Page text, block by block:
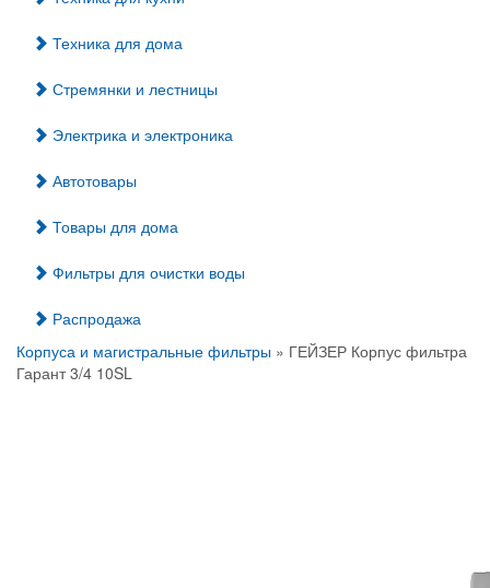
Техника для дома
Стремянки и лестницы
Электрика и электроника
Автотовары
Товары для дома
Фильтры для очистки воды
Распродажа
Корпуса и магистральные фильтры » ГЕЙЗЕР Корпус фильтра
Гарант 3/4 10SL